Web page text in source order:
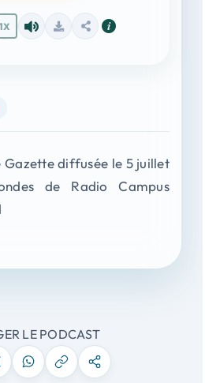
1X
Gazette diffusée le 5 juillet
de Radio Campus
LE PODCAST